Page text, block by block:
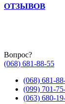
ОТЗЫВОВ
Вопрос?
(068) 681-88-55
(068) 681-
(099) 701-
(063) 680-